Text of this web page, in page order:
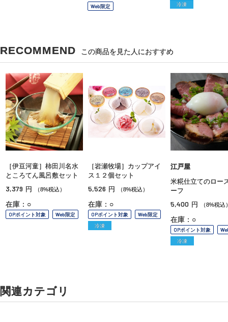
Web限定
冷凍
RECOMMEND この商品を見た人におすすめ
［伊豆河童］柿田川名水
ところてん風呂敷セット
3,379 円 （8%税込）
在庫：○
OPポイント対象 Web限定
［岩瀬牧場］カップアイ
ス１２個セット
5,526 円 （8%税込）
在庫：○
OPポイント対象
Web限定
冷凍
江戸屋
米糀仕立てのロー
ーフ
5,400 円 （8%税込
在庫：○
OPポイント対象
冷凍
関連カテゴリ